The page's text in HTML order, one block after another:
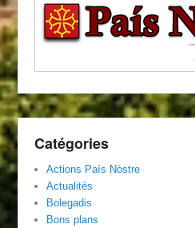
Catégories
Actions País Nòstre
Actualités
Bolegadis
Bons plans